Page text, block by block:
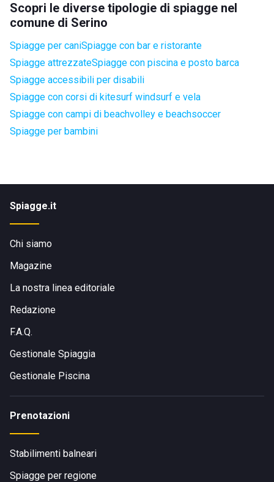
Scopri le diverse tipologie di spiagge nel
comune di Serino
Spiagge per caniSpiagge con bar e ristorante
Spiagge attrezzateSpiagge con piscina e posto barca
Spiagge accessibili per disabili
Spiagge con corsi di kitesurf windsurf e vela
Spiagge con campi di beachvolley e beachsoccer
Spiagge per bambini
Spiagge.it
Chi siamo
Magazine
La nostra linea editoriale
Redazione
F.A.Q.
Gestionale Spiaggia
Gestionale Piscina
Prenotazioni
Stabilimenti balneari
Spiagge per regione